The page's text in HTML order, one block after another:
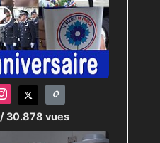
/ 30.878 vues